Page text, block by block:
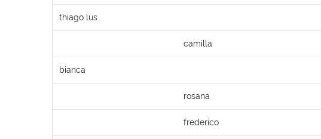
thiago lus
camilla
bianca
rosana
frederico